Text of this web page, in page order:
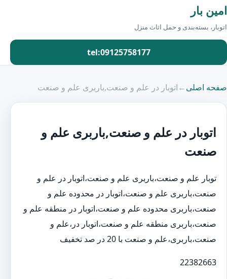
امین بار
اتوبار، بسته‌بندی و حمل اثاث منزل
tel:09125758177
صفحه اصلی←اتوبار در علم و صنعت,باربری علم و صنعت
اتوبار در علم و صنعت,باربری علم و
صنعت
توبار علم و صنعت،باربری علم و صنعت،اتوبار در علم و
صنعت،باربری علم و صنعت،اتوبار در محدوده علم و
صنعت،باربری محدوده علم و صنعت،اتوبار در منطقه علم و
صنعت،باربری منطقه علم و صنعت،اتوبار در،علم و
صنعت،باربری،علم و صنعت با 20 در صد تخفیف
22382663